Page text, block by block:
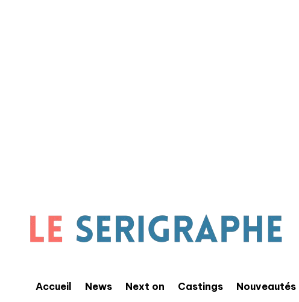
Accueil News Next on Castings Nouveautés